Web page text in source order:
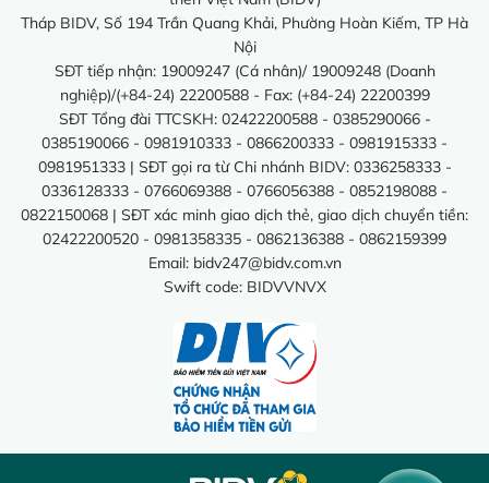
Tháp BIDV, Số 194 Trần Quang Khải, Phường Hoàn Kiếm, TP Hà
Nội
SĐT tiếp nhận: 19009247 (Cá nhân)/ 19009248 (Doanh
nghiệp)/(+84-24) 22200588 - Fax: (+84-24) 22200399
SĐT Tổng đài TTCSKH: 02422200588 - 0385290066 -
0385190066 - 0981910333 - 0866200333 - 0981915333 -
0981951333 | SĐT gọi ra từ Chi nhánh BIDV: 0336258333 -
0336128333 - 0766069388 - 0766056388 - 0852198088 -
0822150068 | SĐT xác minh giao dịch thẻ, giao dịch chuyển tiền:
02422200520 - 0981358335 - 0862136388 - 0862159399
Email: bidv247@bidv.com.vn
Swift code: BIDVVNVX